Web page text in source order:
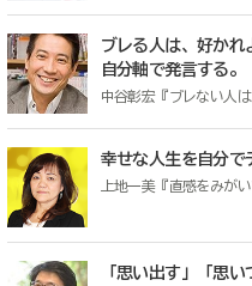
ブレる人は、好かれ
自分軸で発言する。
中谷彰宏『ブレない人
幸せな人生を自分で
上地一美『直感をみが
「思い出す」「思